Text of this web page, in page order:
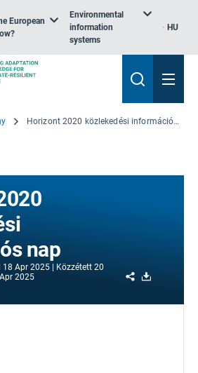
European
Environmental
information
systems
HU
Horizont 2020 közlekedési információs nap
nap
18 Apr 2025 Közzétett 20
2025 Share